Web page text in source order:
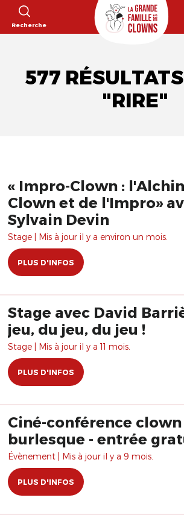
Recherche
577
"RIRE"
« Impro-Clown :
Clown et de l'Impro»
Sylvain Devin
Stage | Mis à jour il y a environ un mois.
PLUS D'INFOS
Stage avec David
jeu, du jeu, du jeu !
Stage | Mis à jour il y a 11 mois.
PLUS D'INFOS
Ciné-conférence
burlesque - entrée
Évènement | Mis à jour il y a 9 mois.
PLUS D'INFOS